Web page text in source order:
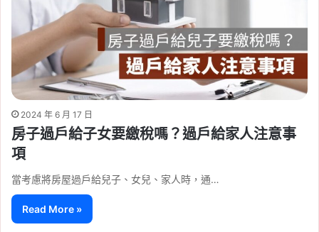
2024 年 6 月 17 日
房子過戶給子女要繳稅嗎？過戶給家人注意事
項
當考慮將房屋過戶給兒子、女兒、家人時，通…
Read More »